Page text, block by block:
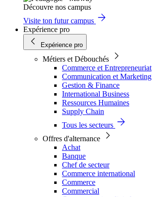
Découvre nos campus
Visite ton futur campus
Expérience pro
Expérience pro
Métiers et Débouchés
Commerce et Entrepreneuriat
Communication et Marketing
Gestion & Finance
International Business
Ressources Humaines
Supply Chain
Tous les secteurs
Offres d'alternance
Achat
Banque
Chef de secteur
Commerce international
Commerce
Commercial